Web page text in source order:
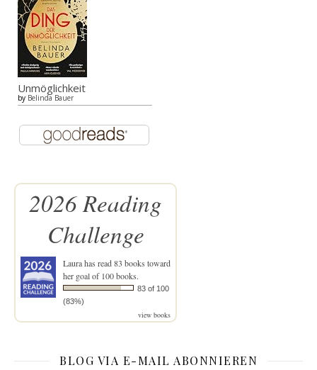
Unmöglichkeit
by Belinda Bauer
2026 Reading
Challenge
Laurahas read 83 books toward
her goal of 100 books.
83 of 100
(83%)
view books
BLOG VIA E-MAIL ABONNIEREN